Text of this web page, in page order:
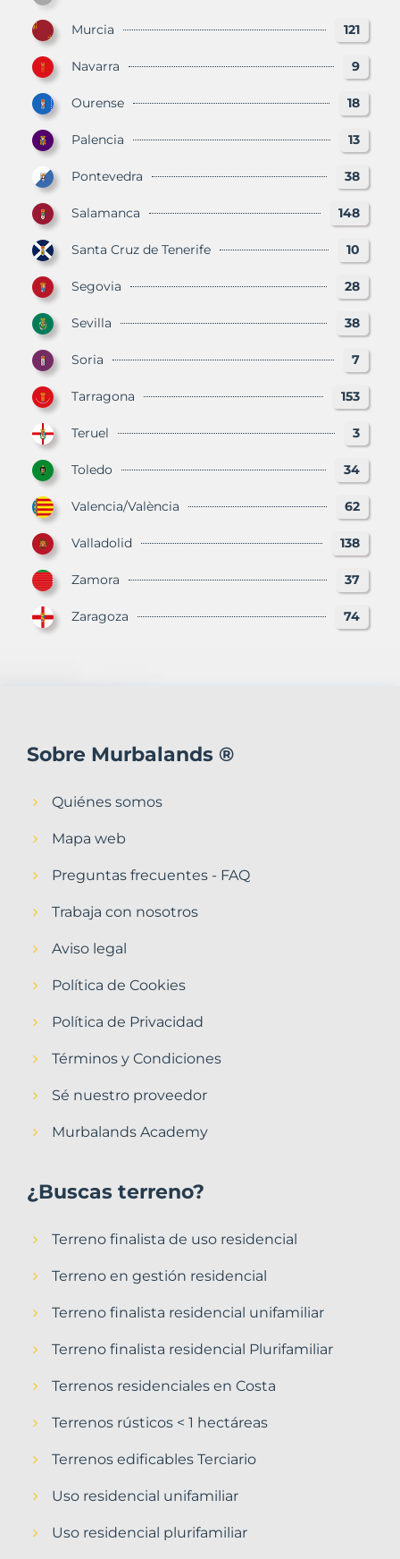
Murcia 121
Navarra 9
Ourense 18
Palencia 13
Pontevedra 38
Salamanca 148
Santa Cruz de Tenerife 10
Segovia 28
Sevilla 38
Soria 7
Tarragona 153
Teruel 3
Toledo 34
Valencia/València 62
Valladolid 138
Zamora 37
Zaragoza 74
Sobre Murbalands ®
Quiénes somos
Mapa web
Preguntas frecuentes - FAQ
Trabaja con nosotros
Aviso legal
Política de Cookies
Política de Privacidad
Términos y Condiciones
Sé nuestro proveedor
Murbalands Academy
¿Buscas terreno?
Terreno finalista de uso residencial
Terreno en gestión residencial
Terreno finalista residencial unifamiliar
Terreno finalista residencial Plurifamiliar
Terrenos residenciales en Costa
Terrenos rústicos < 1 hectáreas
Terrenos edificables Terciario
Uso residencial unifamiliar
Uso residencial plurifamiliar